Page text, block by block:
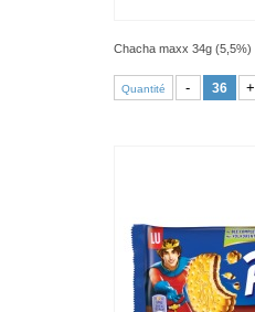
Chacha maxx 34g (5,5%)
Quantité - +